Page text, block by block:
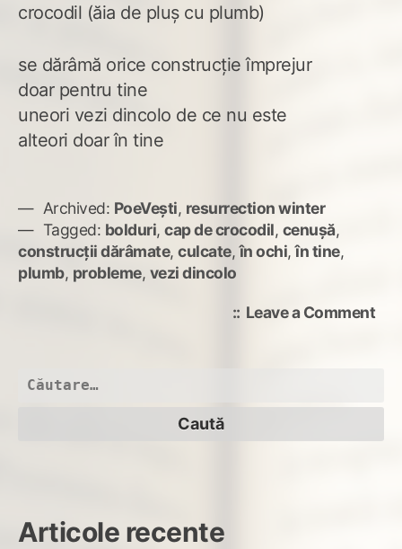
crocodil (ăia de pluș cu plumb)
se dărâmă orice construcție împrejur
doar pentru tine
uneori vezi dincolo de ce nu este
alteori doar în tine
Archived: PoeVești, resurrection winter
Tagged: bolduri, cap de crocodil, cenușă,
construcții dărâmate, culcate,în ochi,în tine,
plumb, probleme, vezi dincolo
Leave a Commenton
Caută
Articole recente